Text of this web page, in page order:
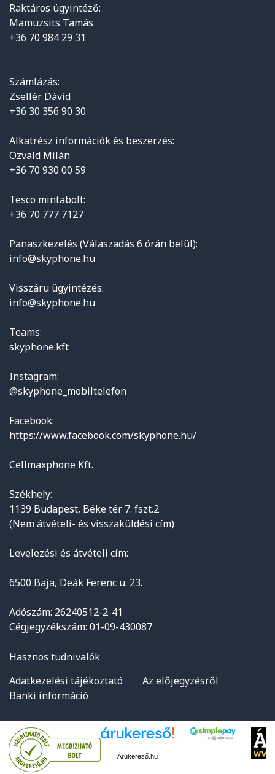
Raktáros ügyintéző:
Mamuzsits Tamás
+36 70 984 29 31
Számlázás:
Zsellér Dávid
+36 30 356 90 30
Alkatrész információk és beszerzés:
Ozvald Milán
+36 70 930 00 59
Tesco mintabolt:
+36 70 777 7127
Panaszkezelés (Válaszadás 6 órán belül):
info@skyphone.hu
Visszáru ügyintézés:
info@skyphone.hu
Teams:
skyphone.kft
Instagram:
@skyphone_mobiltelefon
Facebook:
https://www.facebook.com/skyphone.hu/
Cellmaxphone Kft.
Székhely:
1139 Budapest, Béke tér 7. fszt.2
(Nem átvételi- és visszaküldési cím)
Levelezési és átvételi cím:
6500 Baja, Deák Ferenc u. 23.
Adószám: 26240512-2-41
Cégjegyzékszám: 01-09-430087
Hasznos tudnivalók
Adatkezelési tájékoztató
Banki információ
Az előjegyzésről
Árukereső.hu